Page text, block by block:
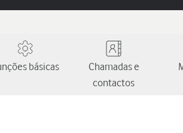
básicas
Chamadas e
contactos